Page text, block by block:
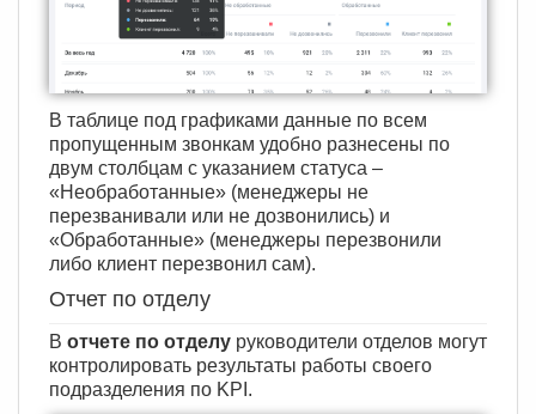
В таблице под графиками данные по всем
пропущенным звонкам удобно разнесены по
двум столбцам с указанием статуса –
«Необработанные» (менеджеры не
перезванивали или не дозвонились) и
«Обработанные» (менеджеры перезвонили
либо клиент перезвонил сам).
Отчет по отделу
В отчете по отделу руководители отделов могут
контролировать результаты работы своего
подразделения по KPI.